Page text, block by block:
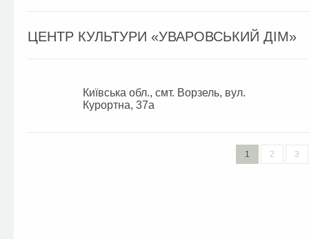
ЦЕНТР КУЛЬТУРИ «УВАРОВСЬКИЙ ДІМ»
Київська обл., смт. Ворзель, вул.
Курортна, 37а
1 2 3